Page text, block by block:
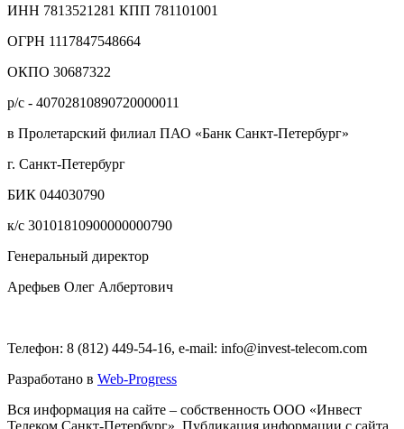
ИНН 7813521281 КПП 781101001
ОГРН 1117847548664
ОКПО 30687322
р/с - 40702810890720000011
в Пролетарский филиал ПАО «Банк Санкт-Петербург»
г. Санкт-Петербург
БИК 044030790
к/с 30101810900000000790
Генеральный директор
Арефьев Олег Албертович
Телефон: 8 (812) 449-54-16, e-mail: info@invest-telecom.com
Разработано в Web-Progress
Вся информация на сайте – собственность ООО «Инвест